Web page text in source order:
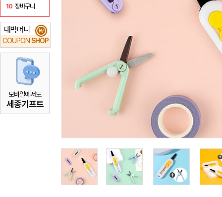
10 장바구니
대박머니
COUPON SHOP
₩
모바일에서도
세종기프트